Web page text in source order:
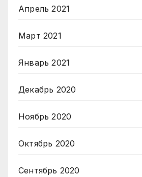
Апрель 2021
Март 2021
Январь 2021
Декабрь 2020
Ноябрь 2020
Октябрь 2020
Сентябрь 2020